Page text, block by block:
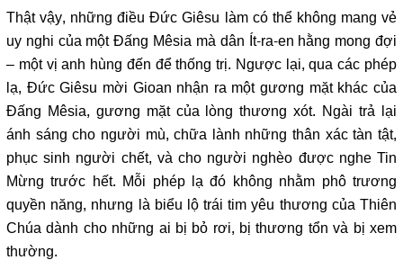
Thật vậy, những điều Đức Giêsu làm có thể không mang vẻ
uy nghi của một Đấng Mêsia mà dân Ít-ra-en hằng mong đợi
– một vị anh hùng đến để thống trị. Ngược lại, qua các phép
lạ, Đức Giêsu mời Gioan nhận ra một gương mặt khác của
Đấng Mêsia, gương mặt của lòng thương xót. Ngài trả lại
ánh sáng cho người mù, chữa lành những thân xác tàn tật,
phục sinh người chết, và cho người nghèo được nghe Tin
Mừng trước hết. Mỗi phép lạ đó không nhằm phô trương
quyền năng, nhưng là biểu lộ trái tim yêu thương của Thiên
Chúa dành cho những ai bị bỏ rơi, bị thương tổn và bị xem
thường.